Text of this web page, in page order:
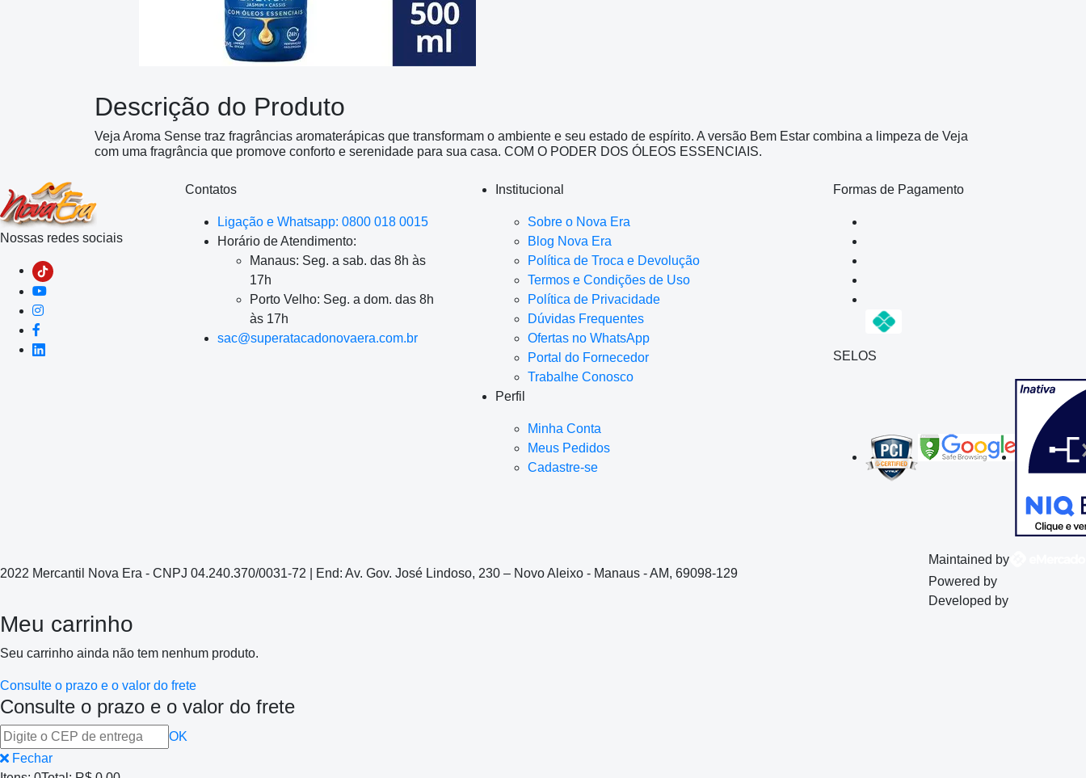
Descrição do Produto
Veja Aroma Sense traz fragrâncias aromaterápicas que transformam o ambiente e seu estado de espírito. A versão Bem Estar combina a limpeza de Veja
com uma fragrância que promove conforto e serenidade para sua casa. COM O PODER DOS ÓLEOS ESSENCIAIS.
Nossas redes sociais
Contatos
Ligação e Whatsapp: 0800 018 0015
Horário de Atendimento:
Manaus: Seg. a sab. das 8h às
17h
Porto Velho: Seg. a dom. das 8h
às 17h
sac@superatacadonovaera.com.br
Institucional
Sobre o Nova Era
Blog Nova Era
Política de Troca e Devolução
Termos e Condições de Uso
Política de Privacidade
Dúvidas Frequentes
Ofertas no WhatsApp
Portal do Fornecedor
Trabalhe Conosco
Perfil
Minha Conta
Meus Pedidos
Cadastre-se
Formas de Pagamento
SELOS
2022 Mercantil Nova Era - CNPJ 04.240.370/0031-72 | End: Av. Gov. José Lindoso, 230 – Novo Aleixo - Manaus - AM, 69098-129
Maintained by
Powered by
Developed by
Meu carrinho
Seu carrinho ainda não tem nenhum produto.
Consulte o prazo e o valor do frete
Consulte o prazo e o valor do frete
OK
Fechar